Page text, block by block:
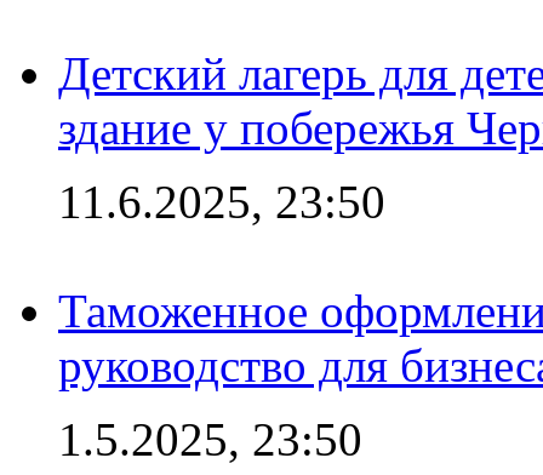
Детский лагерь для
здание у побережья
11.6.2025, 23:50
Таможенное
руководство для
1.5.2025, 23:50